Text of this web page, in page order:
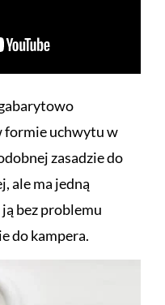
formie uchwytu w
zasadzie do
ale ma jedną
bez problemu
do kampera.